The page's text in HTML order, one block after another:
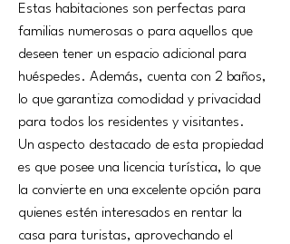
Estas habitaciones son perfectas para
familias numerosas o para aquellos que
deseen tener un espacio adicional para
huéspedes. Además, cuenta con 2 baños,
lo que garantiza comodidad y privacidad
para todos los residentes y visitantes.
Un aspecto destacado de esta propiedad
es que posee una licencia turística, lo que
la convierte en una excelente opción para
quienes estén interesados en rentar la
casa para turistas, aprovechando el